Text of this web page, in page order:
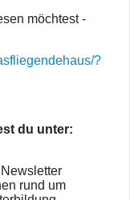
möchtest -
?
du unter:
rund um